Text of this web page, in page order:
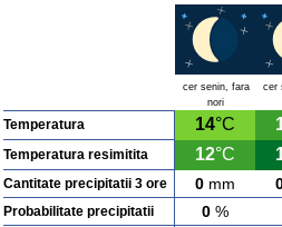
cer senin, fara
nori
cer
Temperatura 14°C
Temperatura resimitita 12°C
Cantitate precipitatii 3 ore 0 mm
Probabilitate precipitatii 0 %